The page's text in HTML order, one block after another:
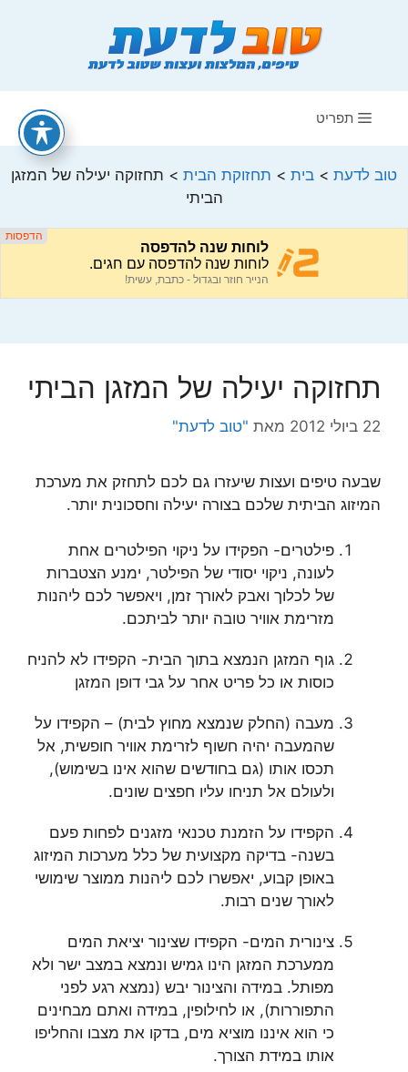
תפריט
טוב לדעת > בית > תחזוקת הבית > תחזוקה יעילה של המזגן
הביתי
תחזוקה יעילה של המזגן הביתי
22 ביולי 2012 מאת "טוב לדעת"
שבעה טיפים ועצות שיעזרו גם לכם לתחזק את מערכת
המיזוג הביתית שלכם בצורה יעילה וחסכונית יותר.
פילטרים- הפקידו על ניקוי הפילטרים אחת
לעונה, ניקוי יסודי של הפילטר, ימנע הצטברות
של לכלוך ואבק לאורך זמן, ויאפשר לכם ליהנות
מזרימת אוויר טובה יותר לביתכם.
גוף המזגן הנמצא בתוך הבית- הקפידו לא להניח
כוסות או כל פריט אחר על גבי דופן המזגן
מעבה (החלק שנמצא מחוץ לבית) – הקפידו על
שהמעבה יהיה חשוף לזרימת אוויר חופשית, אל
תכסו אותו (גם בחודשים שהוא אינו בשימוש),
ולעולם אל תניחו עליו חפצים שונים.
הקפידו על הזמנת טכנאי מזגנים לפחות פעם
בשנה- בדיקה מקצועית של כלל מערכות המיזוג
באופן קבוע, יאפשרו לכם ליהנות ממוצר שימושי
לאורך שנים רבות.
צינורית המים- הקפידו שצינור יציאת המים
ממערכת המזגן הינו גמיש ונמצא במצב ישר ולא
מפותל. במידה והצינור יבש (נמצא רגע לפני
התפוררות), או לחילופין, במידה ואתם מבחינים
כי הוא איננו מוציא מים, בדקו את מצבו והחליפו
אותו במידת הצורך.